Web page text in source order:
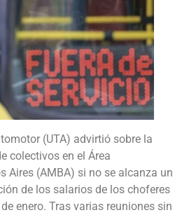
(UTA) advirtió sobre la
colectivos en el Área
Aires (AMBA) si no se alcanza un
de los salarios de los choferes
enero. Tras varias reuniones sin